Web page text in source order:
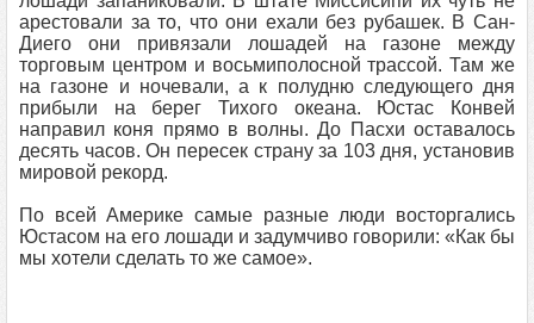
арестовали за то, что они ехали без рубашек. В Сан-
Диего они привязали лошадей на газоне между
торговым центром и восьмиполосной трассой. Там же
на газоне и ночевали, а к полудню следующего дня
прибыли на берег Тихого океана. Юстас Конвей
направил коня прямо в волны. До Пасхи оставалось
десять часов. Он пересек страну за 103 дня, установив
мировой рекорд.
По всей Америке самые разные люди восторгались
Юстасом на его лошади и задумчиво говорили: «Как бы
мы хотели сделать то же самое».